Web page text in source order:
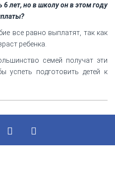
лет, но в школу он в этом году
все равно выплатят, так как
ребенка.
семей получат эти
успеть подготовить детей к